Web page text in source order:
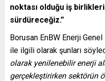
noktası olduğu iş
sürdüreceğiz.”
Borusan EnBW Enerji
ile ilgili olarak şunları
olarak yenilenebilir enerji
gerçekleştirirken sektörün